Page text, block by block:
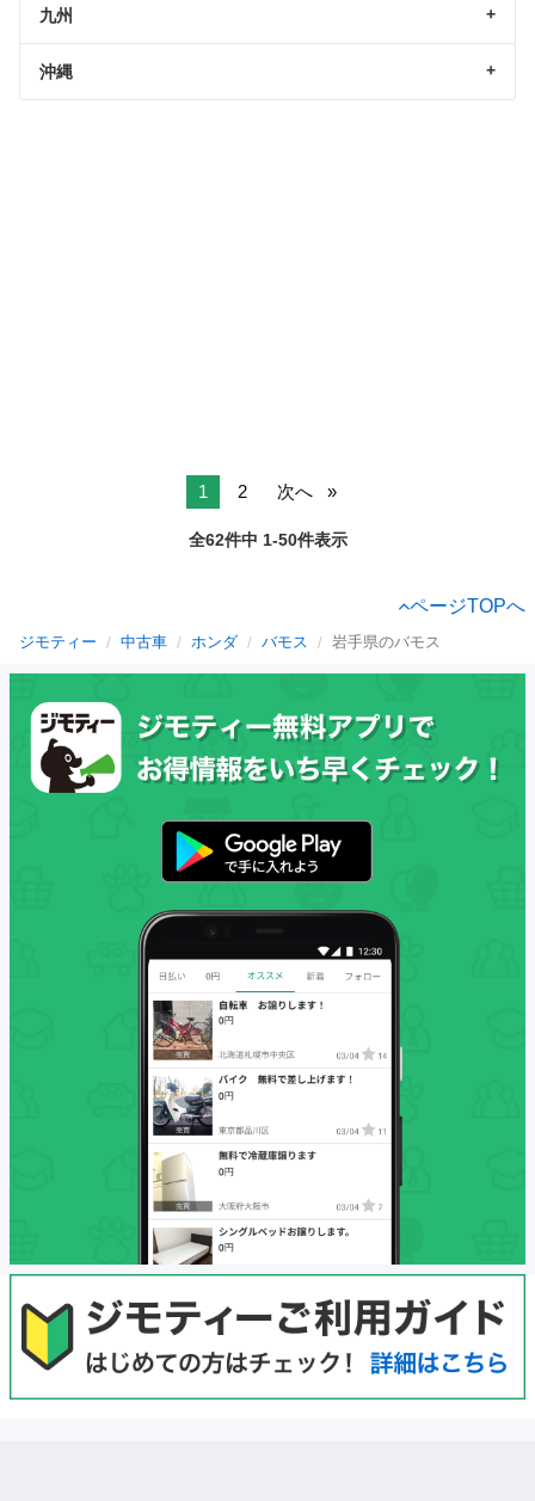
九州
沖縄
1 2 次へ
全62件中 1-50件表示
ページTOPへ
ジモティー 中古車 ホンダ バモス 岩手県のバモス